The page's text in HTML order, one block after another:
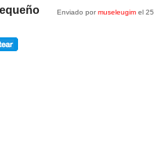
Enviado pormuseleugim el